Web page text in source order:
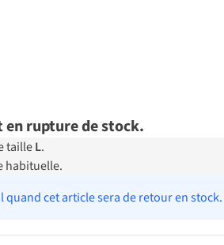
rupture de stock.
tailleL.
habituelle.
cet article sera de retour en stock.